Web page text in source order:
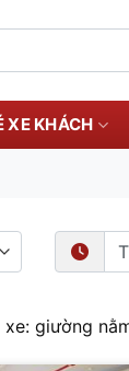
XE KHÁCH
giường